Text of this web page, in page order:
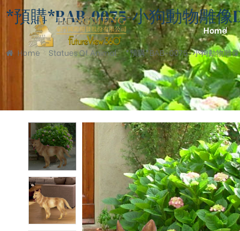
Home
*預購*BAB-0075-小狗動物雕
Home Statues Of Animal *預購*BAB-0075-小狗動物雕